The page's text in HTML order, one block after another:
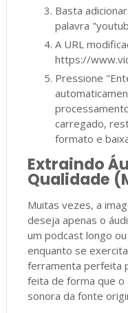
Basta
palavra
A URL
https://
Pressione
carregado,
formato e
Extraindo
Qualidade
Muitas vezes, a
deseja apenas o
um podcast longo
enquanto se
ferramenta perfeita
feita de forma que o
sonora da fonte